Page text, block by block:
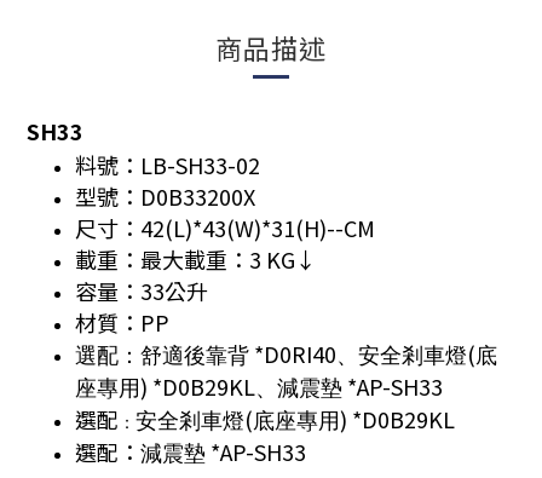
商品描述
SH33
料號：LB-SH33-02
型號：D0B33200X
尺寸：42(L)*43(W)*31(H)--CM
載重：最大載重：3 KG↓
容量：33公升
材質：PP
選配：舒適後靠背 *D0RI40、安全剎車燈(底
座專用 ) *D0B29KL、減震墊 *AP-SH33
選配 ： 安全剎車燈(底座專用 ) *D0B29KL
選配： 減震墊 *AP-SH33